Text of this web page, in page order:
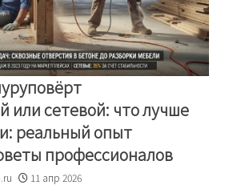
или сетевой: что лучше
реальный опыт
профессионалов
11 апр 2026